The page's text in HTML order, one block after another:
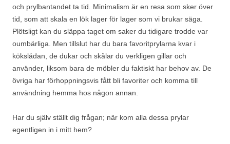
och prylbantandet ta tid. Minimalism är en resa som sker över
tid, som att skala en lök lager för lager som vi brukar säga.
Plötsligt kan du släppa taget om saker du tidigare trodde var
oumbärliga. Men tillslut har du bara favoritprylarna kvar i
kökslådan, de dukar och skålar du verkligen gillar och
använder, liksom bara de möbler du faktiskt har behov av. De
övriga har förhoppningsvis fått bli favoriter och komma till
användning hemma hos någon annan.
Har du själv ställt dig frågan; när kom alla dessa prylar
egentligen in i mitt hem?